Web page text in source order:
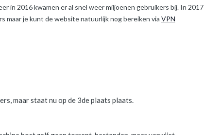
in 2016 kwamen er al snel weer miljoenen gebruikers bij. In 2017
maar je kunt de website natuurlijk nog bereiken via VPN
maar staat nu op de 3de plaats plaats.